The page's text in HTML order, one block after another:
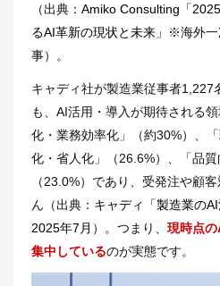
（出典： Amiko Consulting「
るAI革新の現状と未来」
※海外一
事）。
キャディ社が製造業従事者1,227
も、AI活用・導入が期待される
化・業務効率化」（約30%）、
化・省人化」（26.6%）、「品質
（23.0%）であり、受発注や顧
ん（出典： キャディ「製造業の
2025年7月 ）。つまり、 現時点
集中しているのが実態です。